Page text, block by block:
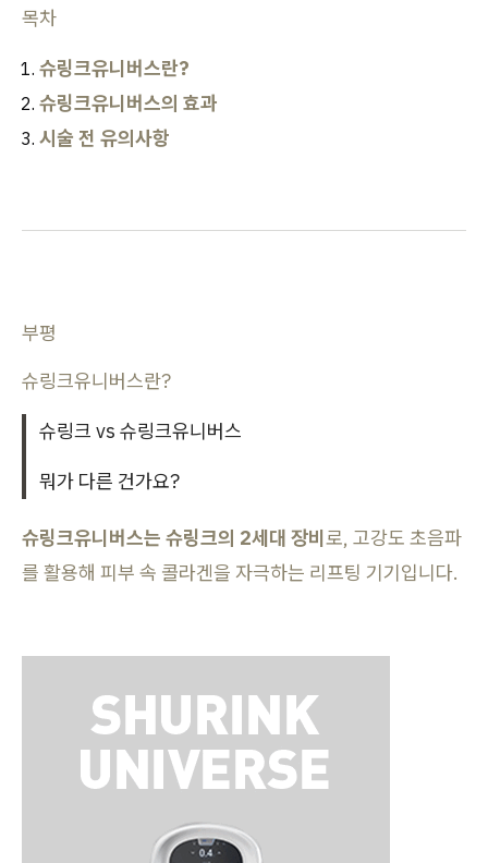
목차
슈링크유니버스란?
슈링크유니버스의 효과
시술 전 유의사항
부평
슈링크유니버스란?
슈링크 vs 슈링크유니버스
뭐가 다른 건가요?
슈링크유니버스는 슈링크의 2세대 장비로, 고강도 초음파
를 활용해 피부 속 콜라겐을 자극하는 리프팅 기기입니다.